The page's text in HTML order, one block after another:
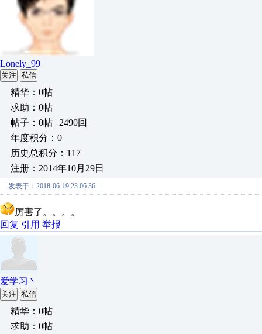
Lonely_99
关注 私信
精华：0帖
求助：0帖
帖子：0帖 | 2490回
年度积分：0
历史总积分：117
注册：2014年10月29日
发表于：2018-06-19 23:06:36
厉害了。。。。
回复 引用 举报
爱学习丶
关注 私信
精华：0帖
求助：0帖